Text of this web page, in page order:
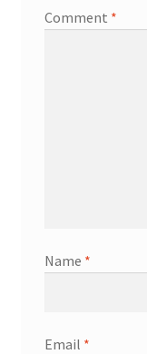
Comment *
Name *
Email *